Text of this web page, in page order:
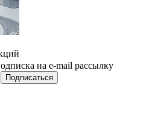
на e-mail рассылку